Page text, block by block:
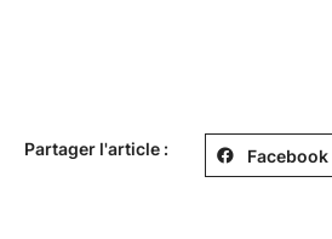
Partager l'article : Facebook